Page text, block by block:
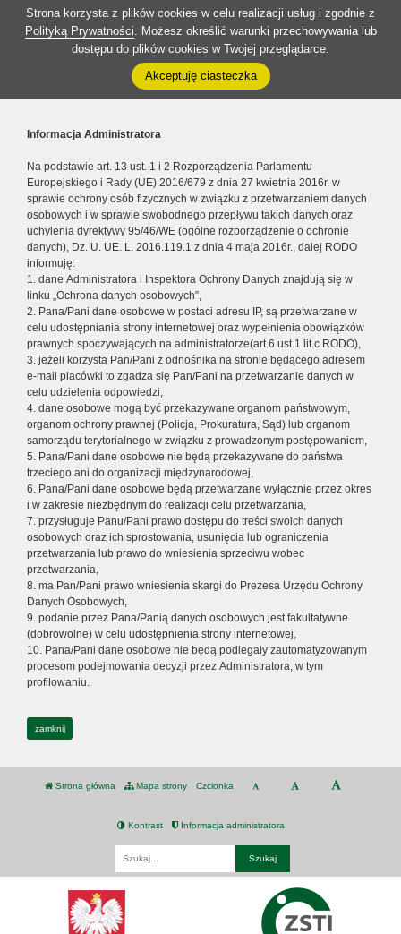
Strona korzysta z plików cookies w celu realizacji usług i zgodnie z
Polityką Prywatności. Możesz określić warunki przechowywania lub
dostępu do plików cookies w Twojej przeglądarce.
Akceptuję ciasteczka
Informacja Administratora
Na podstawie art. 13 ust. 1 i 2 Rozporządzenia Parlamentu
Europejskiego i Rady (UE) 2016/679 z dnia 27 kwietnia 2016r. w
sprawie ochrony osób fizycznych w związku z przetwarzaniem danych
osobowych i w sprawie swobodnego przepływu takich danych oraz
uchylenia dyrektywy 95/46/WE (ogólne rozporządzenie o ochronie
danych), Dz. U. UE. L. 2016.119.1 z dnia 4 maja 2016r., dalej RODO
informuję:
1. dane Administratora i Inspektora Ochrony Danych znajdują się w
linku „Ochrona danych osobowych”,
2. Pana/Pani dane osobowe w postaci adresu IP, są przetwarzane w
celu udostępniania strony internetowej oraz wypełnienia obowiązków
prawnych spoczywających na administratorze(art.6 ust.1 lit.c RODO),
3. jeżeli korzysta Pan/Pani z odnośnika na stronie będącego adresem
e-mail placówki to zgadza się Pan/Pani na przetwarzanie danych w
celu udzielenia odpowiedzi,
4. dane osobowe mogą być przekazywane organom państwowym,
organom ochrony prawnej (Policja, Prokuratura, Sąd) lub organom
samorządu terytorialnego w związku z prowadzonym postępowaniem,
5. Pana/Pani dane osobowe nie będą przekazywane do państwa
trzeciego ani do organizacji międzynarodowej,
6. Pana/Pani dane osobowe będą przetwarzane wyłącznie przez okres
i w zakresie niezbędnym do realizacji celu przetwarzania,
7. przysługuje Panu/Pani prawo dostępu do treści swoich danych
osobowych oraz ich sprostowania, usunięcia lub ograniczenia
przetwarzania lub prawo do wniesienia sprzeciwu wobec
przetwarzania,
8. ma Pan/Pani prawo wniesienia skargi do Prezesa Urzędu Ochrony
Danych Osobowych,
9. podanie przez Pana/Panią danych osobowych jest fakultatywne
(dobrowolne) w celu udostępnienia strony internetowej,
10. Pana/Pani dane osobowe nie będą podlegały zautomatyzowanym
procesom podejmowania decyzji przez Administratora, w tym
profilowaniu.
zamknij
Strona główna Mapa strony Czcionka
Kontrast Informacja administratora